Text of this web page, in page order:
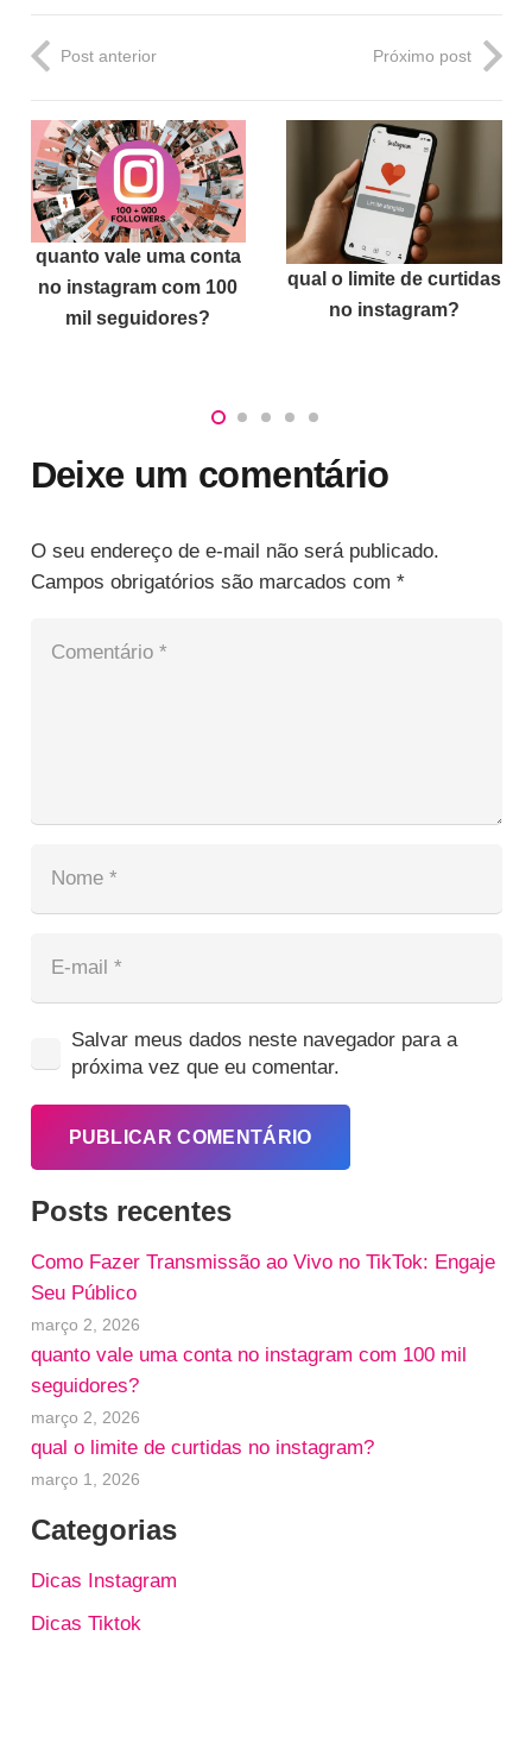
Post anterior Próximo post
qual o limite de curtidas
no instagram?
Como ver o total de
TikTok
Deixe um comentário
O seu endereço de e-mail não será publicado.
Campos obrigatórios são marcados com *
Salvar meus dados neste navegador para a
próxima vez que eu comentar.
PUBLICAR COMENTÁRIO
Posts recentes
Como Fazer Transmissão ao Vivo no TikTok: Engaje
Seu Público
março 2, 2026
quanto vale uma conta no instagram com 100 mil
seguidores?
março 2, 2026
qual o limite de curtidas no instagram?
março 1, 2026
Categorias
Dicas Instagram
Dicas Tiktok